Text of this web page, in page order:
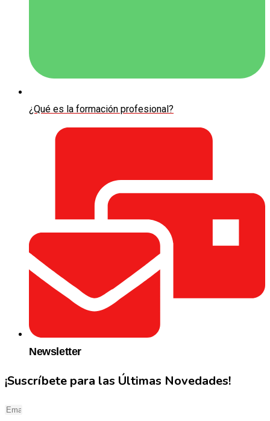
¿Qué es la formación profesional?
Newsletter
¡Suscríbete para las Últimas Novedades!